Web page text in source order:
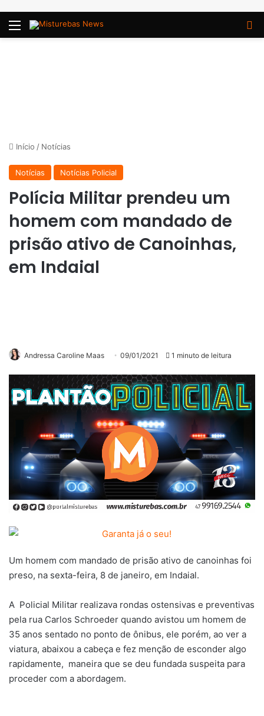
Menu
Início / Notícias
Notícias Notícias Policial
Polícia Militar prendeu um
homem com mandado de
prisão ativo de Canoinhas,
em Indaial
Andressa Caroline Maas 09/01/2021 1 minuto de leitura
Um homem com mandado de prisão ativo de canoinhas foi
preso, na sexta-feira, 8 de janeiro, em Indaial.
A Policial Militar realizava rondas ostensivas e preventivas
pela rua Carlos Schroeder quando avistou um homem de
35 anos sentado no ponto de ônibus, ele porém, ao ver a
viatura, abaixou a cabeça e fez menção de esconder algo
rapidamente, maneira que se deu fundada suspeita para
proceder com a abordagem.